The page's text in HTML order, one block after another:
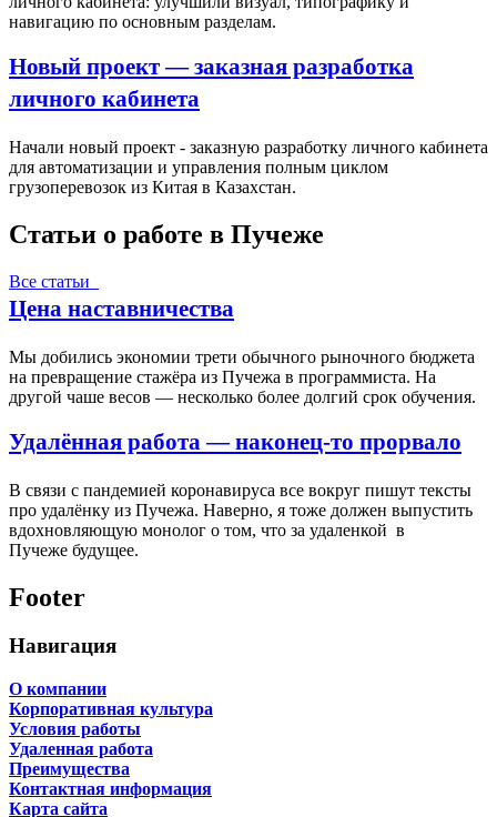
навигацию по основным разделам.
Новый проект — заказная разработка
личного кабинета
Начали новый проект - заказную разработку личного кабинета
для автоматизации и управления полным циклом
грузоперевозок из Китая в Казахстан.
Статьи о работе в Пучеже
Все статьи
Цена наставничества
Мы добились экономии трети обычного рыночного бюджета
на превращение стажёра из Пучежа в программиста. На
другой чаше весов — несколько более долгий срок обучения.
Удалённая работа — наконец-то прорвало
В связи с пандемией коронавируса все вокруг пишут тексты
про удалёнку из Пучежа. Наверно, я тоже должен выпустить
вдохновляющую монолог о том, что за удаленкой в
Пучеже будущее.
Footer
Навигация
О компании
Корпоративная культура
Условия работы
Удаленная работа
Преимущества
Контактная информация
Карта сайта